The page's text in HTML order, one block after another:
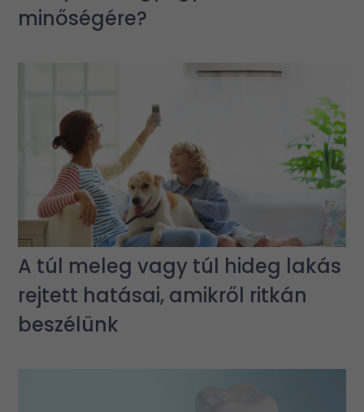
minőségére?
A túl meleg vagy túl hideg lakás
rejtett hatásai, amikről ritkán
beszélünk